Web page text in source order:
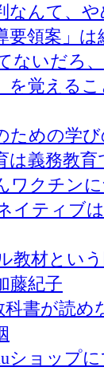
なんて、や
要領案」
ないだろ、
を覚える
ための学
は義務教育
ワクチン
イティブ
教材とい
藤紀子
科書が読
ショップに